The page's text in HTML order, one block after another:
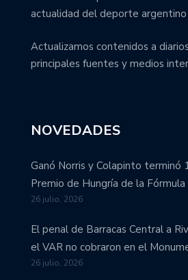
actualidad del deporte
Actualizamos contenidos a
principales fuentes y medios
NOVEDADES
Ganó Norris y Colapinto terminó
Premio de Hungría de la Fórmula
26 julio, 2026
El penal de Barracas Central a
el VAR no cobraron en el
26 julio, 2026